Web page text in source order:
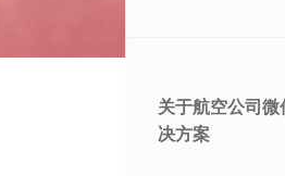
关于航空公司
决方案